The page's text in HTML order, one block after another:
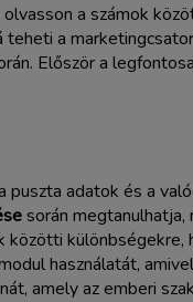
a számok
a
Először a
adatok és a
során
használatát,
amely az emberi